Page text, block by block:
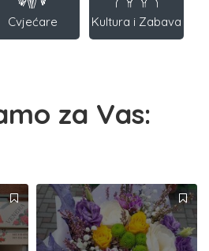
Cvjećare Kultura i Zabava
za Vas: